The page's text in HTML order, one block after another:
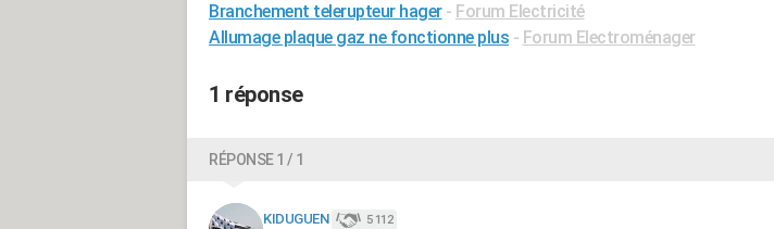
Branchement telerupteur hager - Forum Electricité
Allumage plaque gaz ne fonctionne plus - Forum Electroménager
1 réponse
RÉPONSE 1 / 1
KIDUGUEN 5 112